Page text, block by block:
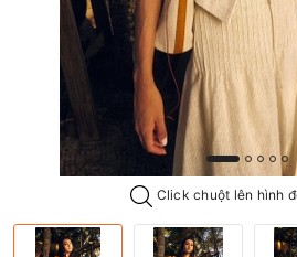
Click chuột lên hình